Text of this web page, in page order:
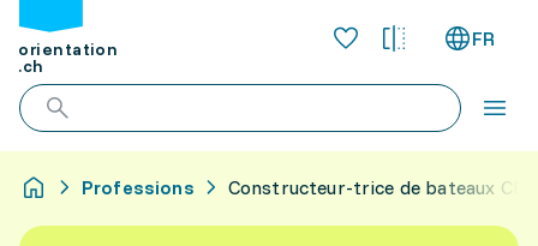
orientation
.ch
FR
Professions Constructeur-trice de bateaux CFC